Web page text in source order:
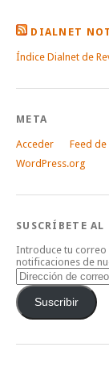
DIALNET
Índice Dialnet de
META
Acceder Feed
WordPress.org
SUSCRÍBETE AL
Introduce tu correo
notificaciones de
Dirección
de
correo
electrónico
Suscribir